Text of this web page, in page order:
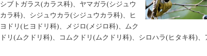
シブトガラス(カラス科)、ヤマガラ(シジュウ
カラ科)、シジュウカラ(シジュウカラ科)、ヒ
ヨドリ(ヒヨドリ科)、メジロ(メジロ科)、ムク
ドリ(ムクドリ科)、コムクドリ(ムクドリ科)、シロハラ(ヒタキ科)